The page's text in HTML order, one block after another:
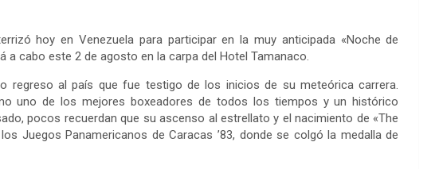
hoy en Venezuela para participar en la muy anticipada «Noche de
a cabo este 2 de agosto en la carpa del Hotel Tamanaco.
regreso al país que fue testigo de los inicios de su meteórica carrera.
uno de los mejores boxeadores de todos los tiempos y un histórico
pocos recuerdan que su ascenso al estrellato y el nacimiento de «The
Juegos Panamericanos de Caracas ’83, donde se colgó la medalla de